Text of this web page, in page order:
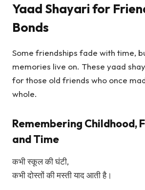
Yaad Shayari for
Bonds
Some friendships fade with time,
memories live on. These yaad
for those old friends who once
whole.
Remembering Childhood,
and Time
कभी स्कूल की घंटी,
कभी दोस्तों की मस्ती याद आती है।